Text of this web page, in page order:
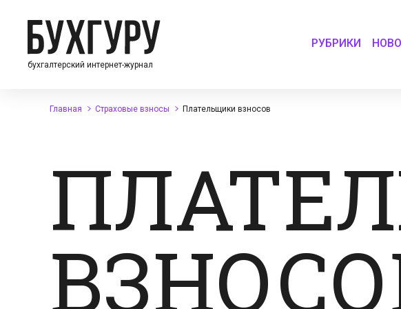
бухгалтерский интернет-журнал
РУБРИКИ
Главная Страховые взносы Плательщики взносов